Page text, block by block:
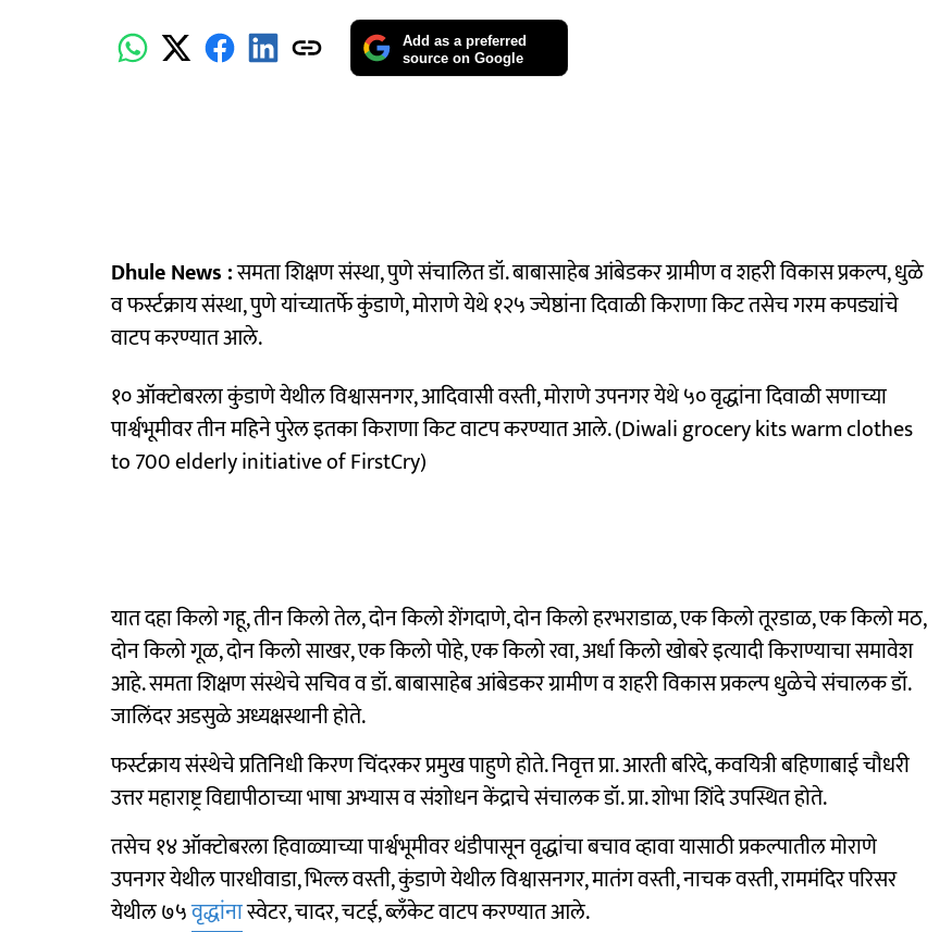
Add as a preferred
source on Google
Dhule News :समता शिक्षण संस्था, पुणे संचालित डॉ. बाबासाहेब आंबेडकर ग्रामीण व शहरी विकास प्रकल्प, धुळे
व फर्स्टक्राय संस्था, पुणे यांच्यातर्फे कुंडाणे, मोराणे येथे १२५ ज्येष्ठांना दिवाळी किराणा किट तसेच गरम कपड्यांचे
वाटप करण्यात आले.
१० ऑक्टोबरला कुंडाणे येथील विश्वासनगर, आदिवासी वस्ती, मोराणे उपनगर येथे ५० वृद्धांना दिवाळी सणाच्या
पार्श्वभूमीवर तीन महिने पुरेल इतका किराणा किट वाटप करण्यात आले. (Diwali grocery kits warm clothes
to 700 elderly initiative of FirstCry)
यात दहा किलो गहू, तीन किलो तेल, दोन किलो शेंगदाणे, दोन किलो हरभराडाळ, एक किलो तूरडाळ, एक किलो मठ,
दोन किलो गूळ, दोन किलो साखर, एक किलो पोहे, एक किलो रवा, अर्धा किलो खोबरे इत्यादी किराण्याचा समावेश
आहे. समता शिक्षण संस्थेचे सचिव व डॉ. बाबासाहेब आंबेडकर ग्रामीण व शहरी विकास प्रकल्प धुळेचे संचालक डॉ.
जालिंदर अडसुळे अध्यक्षस्थानी होते.
फर्स्टक्राय संस्थेचे प्रतिनिधी किरण चिंदरकर प्रमुख पाहुणे होते. निवृत्त प्रा. आरती बरिदे, कवयित्री बहिणाबाई चौधरी
उत्तर महाराष्ट्र विद्यापीठाच्या भाषा अभ्यास व संशोधन केंद्राचे संचालक डॉ. प्रा. शोभा शिंदे उपस्थित होते.
तसेच १४ ऑक्टोबरला हिवाळ्याच्या पार्श्वभूमीवर थंडीपासून वृद्धांचा बचाव व्हावा यासाठी प्रकल्पातील मोराणे
उपनगर येथील पारधीवाडा, भिल्ल वस्ती, कुंडाणे येथील विश्वासनगर, मातंग वस्ती, नाचक वस्ती, राममंदिर परिसर
येथील ७५वृद्धांनास्वेटर, चादर, चटई, ब्लँकेट वाटप करण्यात आले.